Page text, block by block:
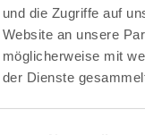
und die Zugriffe auf
Website an unsere
möglicherweise mit
der Dienste